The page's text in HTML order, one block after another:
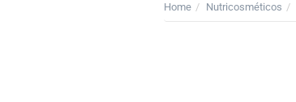
Home Nutricosméticos